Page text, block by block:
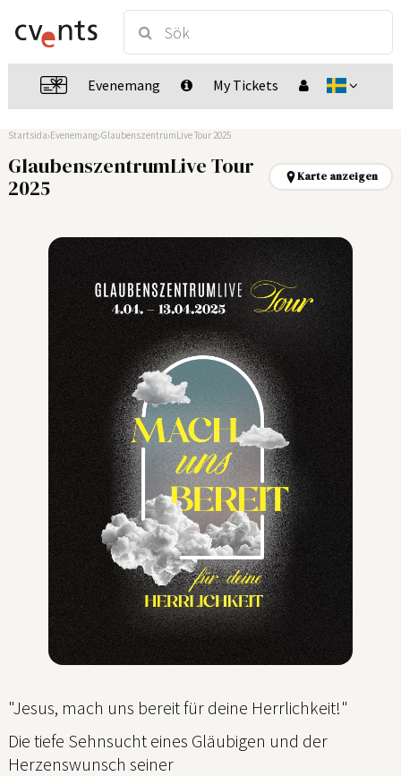
Evenemang My Tickets
Startsida Evenemang GlaubenszentrumLive Tour 2025
GlaubenszentrumLive Tour
2025
Karte anzeigen
"Jesus, mach uns bereit für deine Herrlichkeit!"
Die tiefe Sehnsucht eines Gläubigen und der
Herzenswunsch seiner